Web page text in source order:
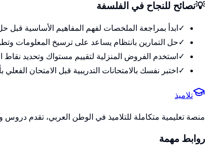
💡نصائح للنجاح في الفلسفة
✓ ابدأ بمراجعة الملخصات لفهم المفاهيم الأساسية قبل
✓حل التمارين بانتظام يساعد على ترسيخ المعلومات
✓ استخدم الفروض المنزلية لتقييم مستواك وتحديد
✓ اختبر نفسك بالامتحانات التدريبية قبل الامتحان
تلاميذ
منصة تعليمية متكاملة للتلاميذ في الوطن العربي، تقدم دروس
روابط مهمة